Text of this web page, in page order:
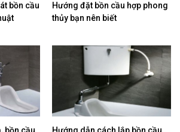
bồn cầu
Hướng đặt bồn cầu hợp phong
thủy bạn nên biết
bồn cầu
Hướng dẫn cách lắp bồn cầu